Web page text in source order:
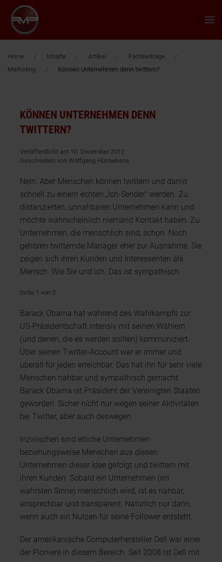
Zum Hauptinhalt springen
Home Inhalte Artikel
Fachbeiträge
Marketing
Können Unternehmen denn twittern?
KÖNNEN UNTERNEHMEN DENN
TWITTERN?
Veröffentlicht am 10. Dezember 2012
Geschrieben von Wolfgang Hünnekens
Nein. Aber Menschen können twittern und damit
schnell zu einem echten „Ich-Sender" werden. Zu
distanzierten, unnahbaren Unternehmen kann und
möchte wahrscheinlich niemand Kontakt haben. Zu
Unternehmen, die menschlich sind, schon. Noch
gehören twitternde Manager eher zur Ausnahme. Sie
zeigen sich ihren Kunden und Interessenten als
Mensch. Wie Sie und ich. Das ist sympathisch.
Seite 1 von 2
Barack Obama hat während des Wahlkampfs zur
US-Präsidentschaft intensiv mit seinen Wählern
(und denen, die es werden sollten) kommuniziert.
Über seinen Twitter-Account war er immer und
überall für jeden erreichbar. Das hat ihn für sehr viele
Menschen nahbar und sympathisch gemacht.
Barack Obama ist Präsident der Vereinigten Staaten
geworden. Sicher nicht nur wegen seiner Aktivitäten
bei Twitter, aber auch deswegen.
Inzwischen sind etliche Unternehmen
beziehungsweise Menschen aus diesen
Unternehmen dieser Idee gefolgt und twittern mit
ihren Kunden. Sobald ein Unternehmen (im
wahrsten Sinne) menschlich wird, ist es nahbar,
ansprechbar und transparent. Natürlich nur dann,
wenn auch ein Nutzen für seine Follower entsteht.
Der amerikanische Computerhersteller Dell war einer
der Pioniere in diesem Bereich. Seit 2008 ist Dell mit